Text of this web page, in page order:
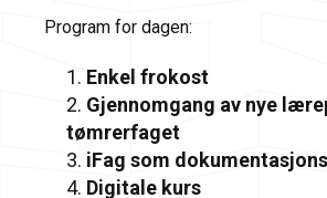
Program for dagen:
Enkel frokost
Gjennomgang av nye
tømrerfaget
iFag som
Digitale kurs